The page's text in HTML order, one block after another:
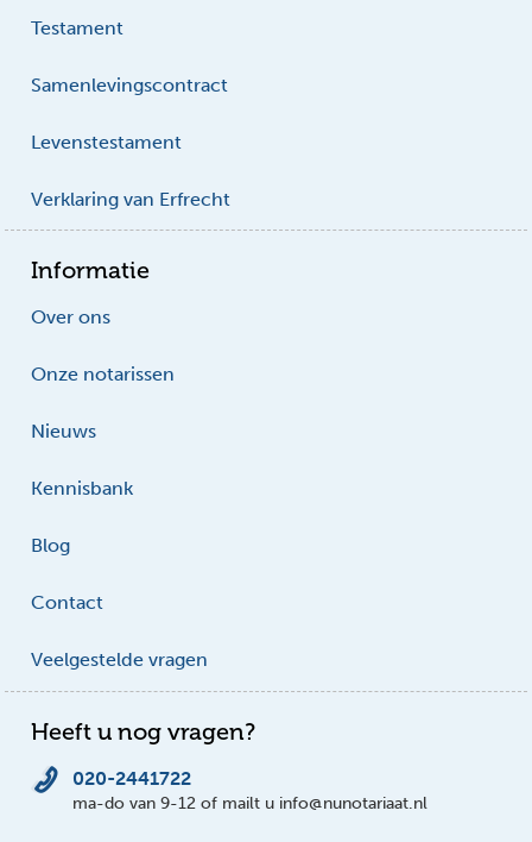
Testament
Samenlevingscontract
Levenstestament
Verklaring van Erfrecht
Informatie
Over ons
Onze notarissen
Nieuws
Kennisbank
Blog
Contact
Veelgestelde vragen
Heeft u nog vragen?
020-2441722
ma-do van 9-12 of mailt u info@nunotariaat.nl